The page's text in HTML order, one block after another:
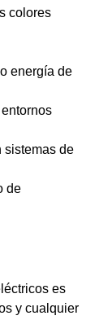
colores
energía de
sistemas de
de
es
y cualquier